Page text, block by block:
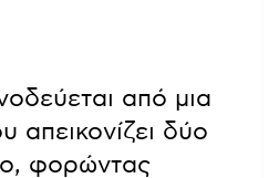
από μια
απεικονίζει δύο
φορώντας